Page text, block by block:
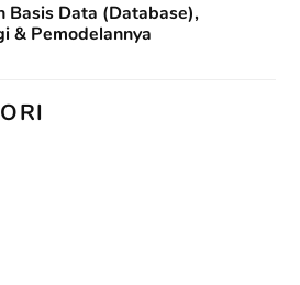
Basis Data (Database),
& Pemodelannya